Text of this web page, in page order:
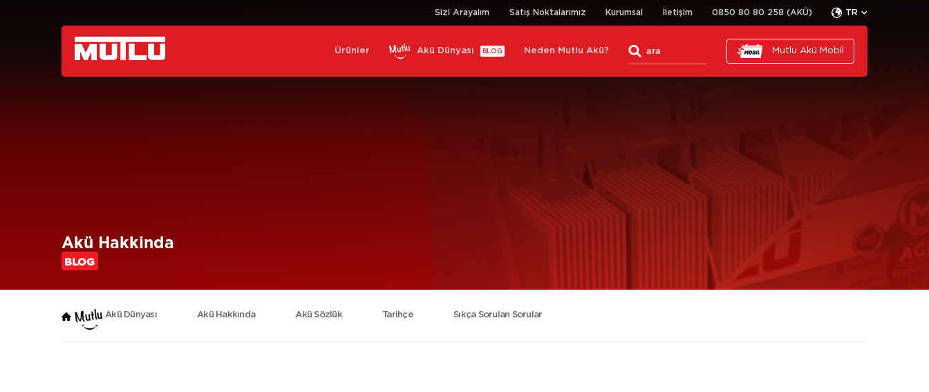
Sizi Arayalım Satış Noktalarımız Kurumsal İletişim 0850 80 80 258 (AKÜ) TR
Ürünler Akü Dünyası BLOG Neden Mutlu Akü? Mutlu Akü Mobil
Akü Hakkinda
BLOG
Akü Dünyası Akü Hakkında Akü Sözlük Tarihçe Sıkça Sorulan Sorular